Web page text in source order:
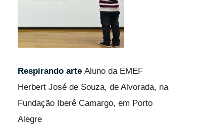
Respirando arte Aluno da EMEF
Herbert José de Souza, de Alvorada, na
Fundação Iberê Camargo, em Porto
Alegre